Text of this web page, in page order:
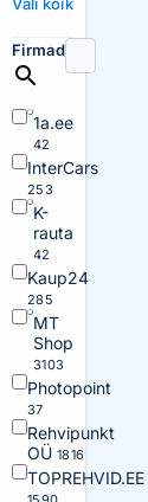
Firmad
1a.ee
42
InterCars
253
K-
rauta
42
Kaup24
285
MT
Shop
3103
Photopoint
37
Rehvipunkt
OÜ 1816
TOPREHVID.EE